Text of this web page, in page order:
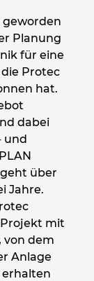
geworden
Planung
für eine
Protec
hat.
dabei
und
über
Jahre.
mit
von dem
Anlage
erhalten